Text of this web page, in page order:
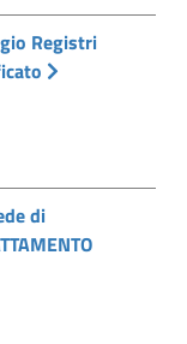
Registri
di